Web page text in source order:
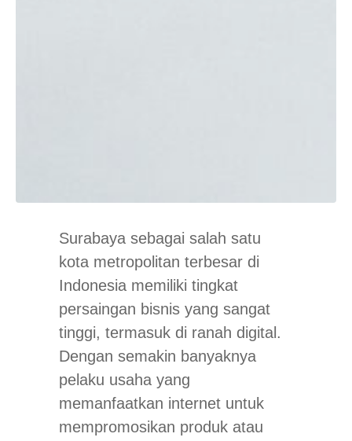
Surabaya sebagai salah satu
kota metropolitan terbesar di
Indonesia memiliki tingkat
persaingan bisnis yang sangat
tinggi, termasuk di ranah digital.
Dengan semakin banyaknya
pelaku usaha yang
memanfaatkan internet untuk
mempromosikan produk atau